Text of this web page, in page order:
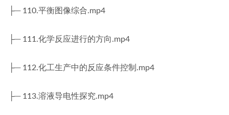
├─ 110.平衡图像综合.mp4
├─ 111.化学反应进行的方向.mp4
├─ 112.化工生产中的反应条件控制.mp4
├─ 113.溶液导电性探究.mp4